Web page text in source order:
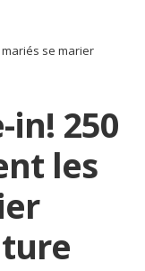
mariés se marier
in! 250
les